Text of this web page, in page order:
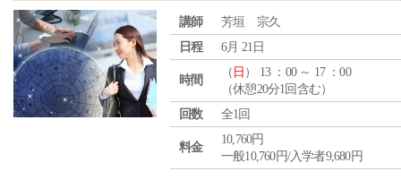
講師
芳垣 宗久
日程
6月 21日
時間
（ 日 ） 13 ：00 ～ 17 ：00
（休憩20分1回含む）
回数
全1回
料金
10,760円
一般10,760円/入学者9,680円